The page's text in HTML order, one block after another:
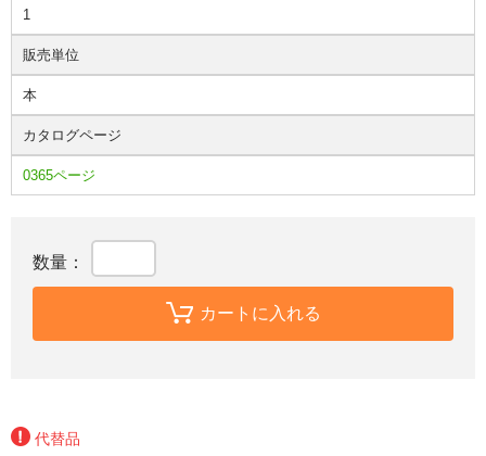
1
販売単位
本
カタログページ
0365ページ
数量：
カートに入れる
代替品